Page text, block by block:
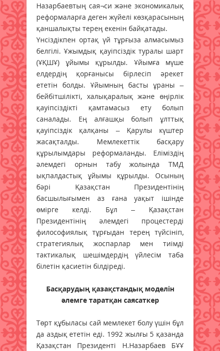
Назарбаевтың сая¬си және экономикалық
реформаларға деген жүйелі көзқарасының
қаншалықты терең екенін байқатады.
Үнсіздікпен ортақ үй тұрғыза алмасымыз
белгілі. Ұжымдық қауіпсіздік туралы шарт
(ҰҚШҰ) ұйымы құрылды. Ұйымға мүше
елдердің қорғанысы бірлесіп әрекет
ететін болды. Ұйымның басты ұраны –
бейбітшілікті, халықаралық және өңірлік
қауіпсіздікті қамтамасыз ету болып
саналады. Ең алғашқы болып ұлттық
қауіпсіздік қалқаны – Қарулы күштер
жасақталды. Мемлекеттік басқару
құрылымдары реформаланды. Еліміздің
әлемдегі орнын табу жолында ТМД
ықпалдастық ұйымы құрылды. Осының
бәрі Қазақстан Президентінің
басшылығымен аз ғана уақыт ішінде
өмірге келді. Бұл – Қазақстан
Президентінің әлемдегі процестерді
философиялық тұрғыдан терең түйсініп,
стратегиялық жоспарлар мен тиімді
тактикалық шешімдердің үйлесім таба
білетін қасиетін білдіреді.
Басқарудың қазақстандық моделін
әлемге таратқан саясаткер
Төрт құбыласы сай мемлекет болу үшін бұл
да аздық ететін еді. 1992 жылғы 5 қазанда
Қазақстан Президенті Н.Назарбаев БҰҰ